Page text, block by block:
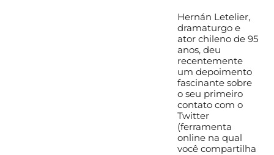
Hernán Letelier,
dramaturgo e
ator chileno de 95
anos, deu
recentemente
um depoimento
fascinante sobre
o seu primeiro
contato com o
Twitter
(ferramenta
online na qual
você compartilha